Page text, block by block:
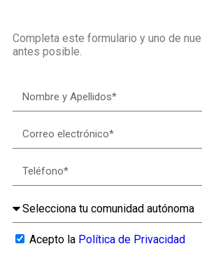
Completa este formulario y uno de
antes posible.
Acepto la Política de Privacidad